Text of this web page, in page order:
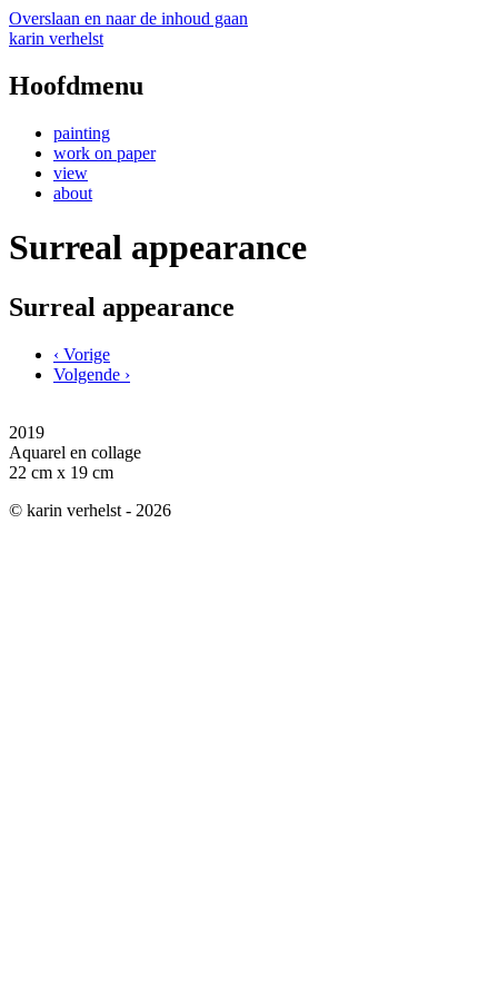
Overslaan en naar de inhoud gaan
karin verhelst
Hoofdmenu
painting
work on paper
view
about
Surreal appearance
Surreal appearance
‹ Vorige
Volgende ›
2019
Aquarel en collage
22 cm x 19 cm
© karin verhelst - 2026